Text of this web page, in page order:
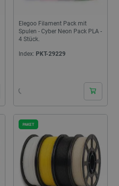
Elegoo Filament Pack mit
Spulen - Cyber Neon Pack PLA -
4 Stück.
Index: PKT-29229
PAKET